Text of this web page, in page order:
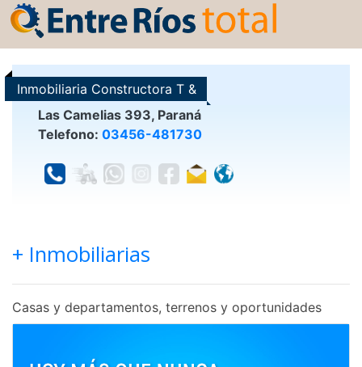
Inmobiliaria Constructora T &
Las Camelias 393, Paraná
Telefono: 03456-481730
+ Inmobiliarias
Casas y departamentos, terrenos y oportunidades